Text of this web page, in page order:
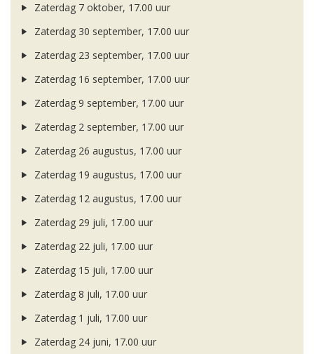
Zaterdag 7 oktober, 17.00 uur
Zaterdag 30 september, 17.00 uur
Zaterdag 23 september, 17.00 uur
Zaterdag 16 september, 17.00 uur
Zaterdag 9 september, 17.00 uur
Zaterdag 2 september, 17.00 uur
Zaterdag 26 augustus, 17.00 uur
Zaterdag 19 augustus, 17.00 uur
Zaterdag 12 augustus, 17.00 uur
Zaterdag 29 juli, 17.00 uur
Zaterdag 22 juli, 17.00 uur
Zaterdag 15 juli, 17.00 uur
Zaterdag 8 juli, 17.00 uur
Zaterdag 1 juli, 17.00 uur
Zaterdag 24 juni, 17.00 uur